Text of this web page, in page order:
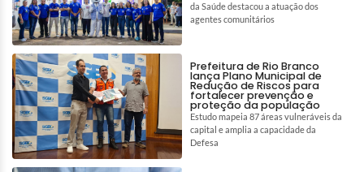
da Saúde destacou a atuação dos
agentes comunitários
Prefeitura de Rio Branco
lança Plano Municipal de
Redução de Riscos para
fortalecer prevenção e
proteção da população
Estudo mapeia 87 áreas vulneráveis da
capital e amplia a capacidade da
Defesa